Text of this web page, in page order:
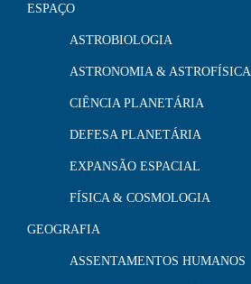
ESPAÇO
ASTROBIOLOGIA
ASTRONOMIA & ASTROFÍSICA
CIÊNCIA PLANETÁRIA
DEFESA PLANETÁRIA
EXPANSÃO ESPACIAL
FÍSICA & COSMOLOGIA
GEOGRAFIA
ASSENTAMENTOS HUMANOS